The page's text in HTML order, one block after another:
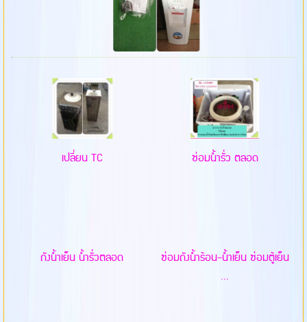
เปลี่ยน TC ซ่อมน้ำรั่ว ตลอด
ถังน้ำเย็น น้ำรั่วตลอด
ซ่อมถังน้ำร้อน-น้ำเย็น ซ่อมตู้เย็น
...